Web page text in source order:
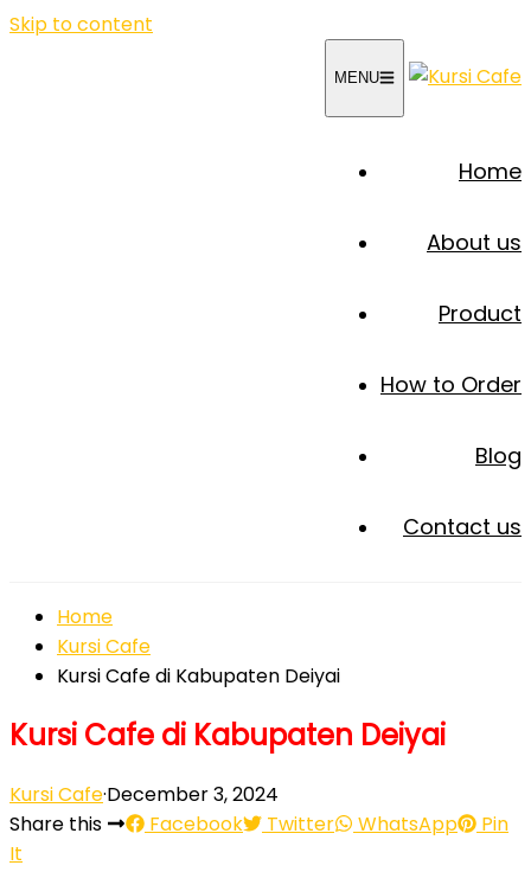
Skip to content
MENU
Home
About us
Product
How to Order
Blog
Contact us
Home
Kursi Cafe
Kursi Cafe di Kabupaten Deiyai
Kursi Cafe di Kabupaten Deiyai
Kursi Cafe·December 3, 2024
Share this
Facebook Twitter WhatsApp
Pin
It